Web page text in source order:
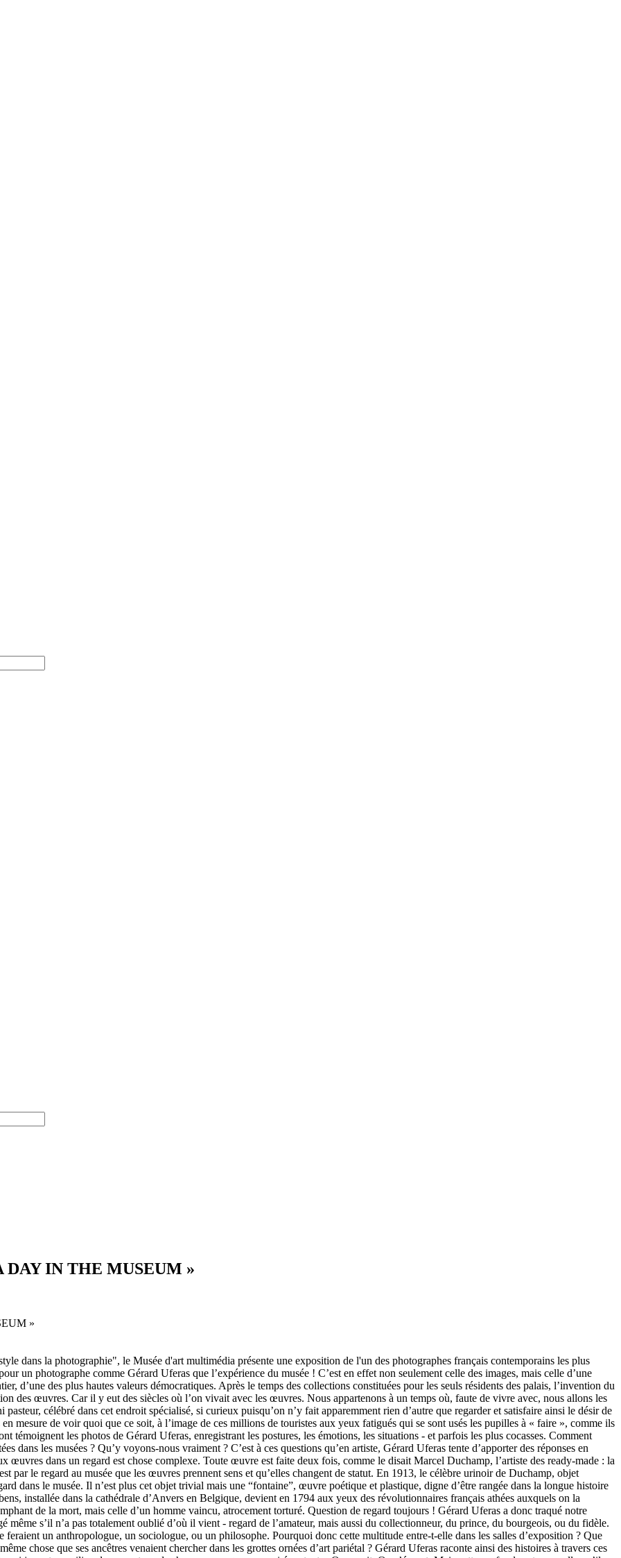
DAY IN THE MUSEUM »
qui écoutent -. On sourit. On s’émeut. Mais cette profondeur temporelle qu’il donne à son travail lui permet de dépasser l’anecdote et offre à chacun l’occasion de penser, en miroir, son propre rapport à l’art. Le photographe est aussi sociologue quand il fait voir et comprendre le musée comme le lieu convergent de pratiques multiples. Quelles soient touristiques, pédagogiques, académiques même ou artistiques - ainsi des « copistes » qu’il saisit au passage et qui semblent nous rappeler qu’à l’origine les musées étaient essentiellement fréquentés par des apprentis artistes. Mais - et c’est ce qui apparaît avec force dans le travail - entre les visiteurs et les œuvres, s’est introduit une nouvelle catégorie d’intermédiaires, les médiateurs. Ils sont de plus en plus nombreux, de plus en plus divers. Des guides, des conférenciers, des artistes même qui expliquent, commentent, ou même performent (comme ces musiciens ou ces danseurs qui virevoltent devant les toiles de Sean Scully). Les photographies consignent ainsi toutes sortes de médiations, nécessaires pour construire les accès à ce que les sociologues de l’école française - autour de Pierre Bourdieu - ont appelé dans les années 60, le « capital culturel ». Dans un musée plus que partout ailleurs des lignes de partages se dessinent en effet entre ceux qui ont été acclimatés par héritage familial à comprendre et à goûter les œuvres et ceux qui ont été privés, faute d’hériter, de cette familiarité. Aussi les clichés d’Uferas font-ils une place à ces nouveaux pasteurs, qui intriguent comme ce guide au Louvre mimant le geste d’un archer représenté sur un tableau, ou qui inquiètent comme cette conférencière pointant d’un doigt autoritaire ce qu’il faut regarder...Il agit enfin en philosophe, en interrogeant nos manières de nous approprier les œuvres et qui conduisent parfois à regarder sans voir. Innombrables en effet sont les visiteurs qui ne voient plus l’original qu’à travers la copie ou le filtre qu’offre l’écran de leur smartphone ! Quand il s’agit encore pour eux de capter l’œuvre. Car dans l’universelle pulsion de selfisation qui s’est emparé du monde, c’est « moi » devant la Joconde, « moi » devant un Rodin ou un Matisse qui l’emporte ! Tout cela, l’œil affûté de Gérard Uferas le fait voir, sentir, comprendre. Avec tendresse mais aussi avec une ironie et un humour qui trahit la filiation avec Eliot Erwitt, grand catalogueur des ridicules et des curiosités de l’espèce humaine. Gérard Uferas construit ainsi une œuvre photographique profonde sans être sévère, joyeuse sans être légère. Mais ce travail n’aurait pas ni la même clarté ni la même force s’il n’était d’abord une œuvre en elle-même. Car Uferas ne tient pas un discours, ne propose pas de théorie, ne défend pas de thèse. Il voit. Il regarde. Au sens fort du terme : il garde deux fois ce qui apparaît sous ses yeux. Une fois pour l’enregistrer et le documenter. Une fois pour le méditer. Le sens de la composition, le génie du cadre, l’opportunisme de l’instant, l’amour de la lumière et des lignes, l’usage parcimonieux de la couleur parfois, créent ainsi des images dignes d’aller au musée, pour être offerte à notre infini désir de voir et de savoir. Comme cette riche composition où, face à un grande toile d’Yves Klein, un groupe assis sur une banquette présente toutes les variantes de la volonté de ...ne pas regarder ! De ce petit garçon boudeur qui tourne le dos au tableau. De cette femme vue de dos, affairée sans doute à consulter son smartphone. De cet homme vautré en arrière comme épuisé d’avoir regardé. De ce groupe enfin qui regarde carrément ailleurs, hors champ. Cette image est sans doute l’allégorie de notre manière d’être aux images. Car au fond, point n’est besoin peut-être de regarder pour voir ? Il suffit peut-être pour être heureux d’être exposé aux œuvres et à leur rayonnement, actif bien au-delà de ce qui affecte nos rétines, et qui touche nos corps et nos cœurs." Thierry Grillet « La photographie, chez Gérard Uféras, est une vocation précoce. Dès l’âge de huit ans, le jeune garçon, né à Paris, utilise les appareils photo que collectionne son père. Dans les années 80, il collabore à Libération, puis participe à la création de l’agence Vu avec Christian Caujolle. Ce mélomane, fou de théâtre et d’opéra, se consacre ensuite à ses passions avec des travaux au long cours. Cela lui vaudra entre autres, en 2011, d’être invité à exposer à Moscou par le Bolchoï qui fête sa réouverture après six ans de travaux. Le mythique théâtre moscovite lui donne carte blanche, comme à ses pairs Sarah Moon et Peter Lindbergh. L’année précédente, son exposition Paris d’Amour, organisée à l’Hôtel de Ville de la capitale, accueillait plus de 60 000 visiteurs. Plusieurs fois primées, exposées dans des lieux prestigieux comme la Maison Européenne de la Photographie ou la Bibliothèque Nationale de France, les œuvres de Gérard Uféras sont présentes dans de nombreuses collections privées et publiques en France comme à l’étranger. Toujours généreuses et sensibles, ses photos recèlent ce zeste d’ironie complice qui sait éviter la moquerie ou le cynisme. Uféras ne triche jamais. Un peu comme son ami Willy Ronis qui écrivait de son travail : « On voudrait employer un mot très fort, mais on n’ose pas, alors on dit qu’on est devant le grand mystère qui se nomme la Grâce. » » Alain Mingam GERARD UFERAS est né et vit à Paris. À partir de 1984, il entame une collaboration régulière avec le journal Libération, pour lequel il réalise de nombreux reportages et qui organise sa première exposition. Il publie ensuite régulièrement dans Télérama, Beaux-Arts, The Independent Magazine, Jardin des modes, Das Magazin, Lo Specchio della Stampa, Marie-Claire (Italie), Marie-Claire (France), Madame Figaro, Le Monde, View Point, L’Officiel, L’Express, Io Donna, D : La Repubblica Delle Donne, Amica, Il Corriere della Serra , Gala, Paper Magazine, Another Magazine, Paris Match… Il participe à la création de l’agence Vu en 1986 et est, depuis 1993, membre de l’agence Rapho. Parallèlement au photojournalisme, il mène un travail de portraitiste, réalise des campagnes de publicité, des séries de mode, et poursuit des recherches personnelles qui l’amènent à exposer dans de nombreux pays. Son travail a été plusieurs fois récompensé et fait partie des collections de la Maison européenne de la photographie à Paris, du Fonds national d’art contemporain, de l’Union centrale des arts décoratifs, de la Bibliothèque n